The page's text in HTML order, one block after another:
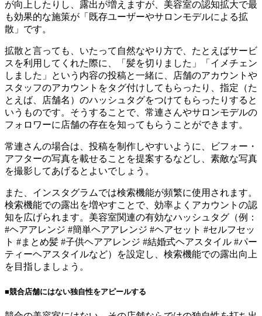
が向上したりし、露出が増えますが、美容室の認知拡大で最
も効果的な施策が「既存ユーザーやサロンモデルによる拡
散」です。
拡散と言っても、いたって自然なやり方で、たとえばサービ
スを利用してくれた際に、「髪を切りました」「イメチェン
しました」という内容の投稿と一緒に、店舗のアカウントや
スタッフのアカウントをタグ付けしてもらったり、指定（た
とえば、店舗名）のハッシュタグをつけてもらったりすると
いうものです。そうすることで、常連さんやサロンモデルの
フォロワーに店舗の存在を知ってもらうことができます。
常連さんの場合は、投稿を制作しやすいように、ビフォー・
アフターの写真を載せることを提案するなどし、素敵な写真
を撮影してあげるとよいでしょう。
また、インスタグラムでは検索機能が頻繁に使用されます。
検索機能での露出を増やすことで、効率よくアカウントの認
知を広げられます。美容室関連の有効なハッシュタグ（例：
#ヘアアレンジ #簡単ヘアアレンジ #ヘアセット #セルフセッ
ト #まとめ髪 #子供ヘアアレンジ #結婚式ヘアスタイル #パー
ティーヘアスタイルなど）を設定し、検索機能での露出向上
を目指しましょう。
■競合店舗にはない独自性をアピールする